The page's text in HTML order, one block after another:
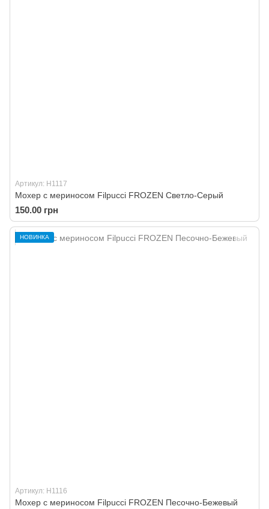
Артикул: H1117
Мохер с мериносом Filpucci FROZEN Светло-Серый
150.00 грн
НОВИНКА
Артикул: H1116
Мохер с мериносом Filpucci FROZEN Песочно-Бежевый